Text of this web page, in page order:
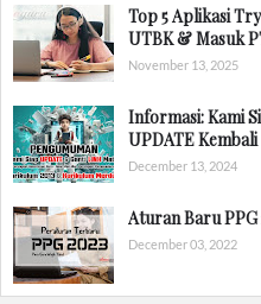
Top 5 Aplikasi
UTBK & Masuk
November 13, 2025
Informasi: Kami
UPDATE Kembali
December 13, 2024
Aturan Baru PPG
December 03, 2022